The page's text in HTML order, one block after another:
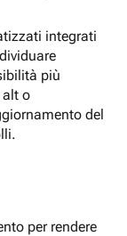
integrati
più
alt o
del
per rendere